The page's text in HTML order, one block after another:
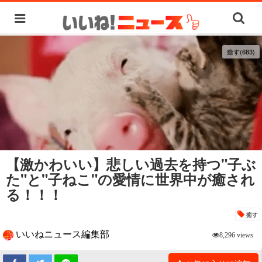
癒す(683)
【激かわいい】悲しい過去を持つ"子ぶ
た"と"子ねこ"の愛情に世界中が癒され
る！！！
癒す
いいねニュース編集部 8,296 views